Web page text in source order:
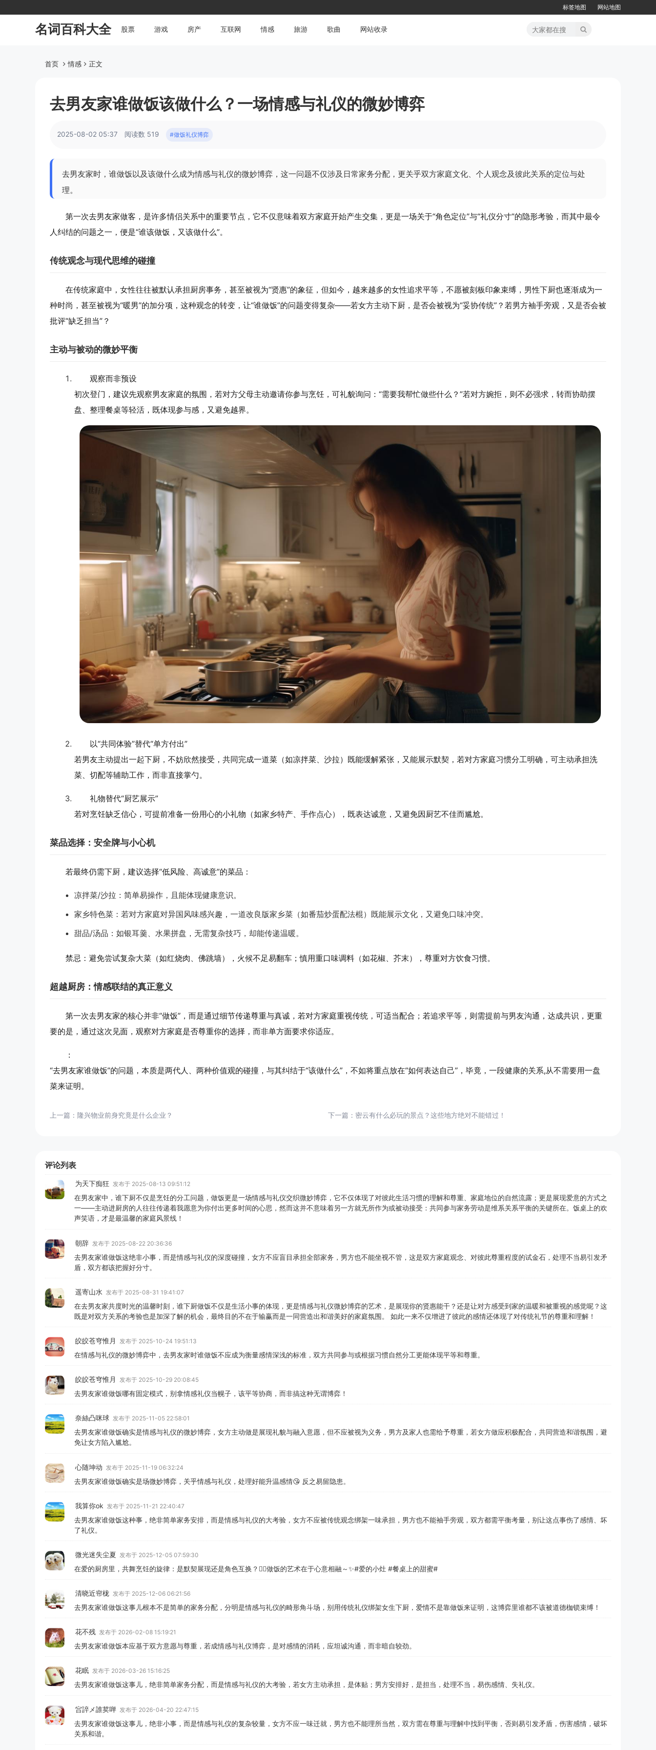
标签地图 网站地图
名词百科大全 股票 游戏 房产 互联网 情感 旅游 歌曲 网站收录
首页 情感 正文
去男友家谁做饭该做什么？一场情感与礼仪的微妙博弈
2025-08-02 05:37 阅读数 519 #做饭礼仪博弈
去男友家时，谁做饭以及该做什么成为情感与礼仪的微妙博弈，这一问题不仅涉及日常家务分配，更关乎双方家庭文化、个人观念及彼此关系的定位与处
理。
第一次去男友家做客，是许多情侣关系中的重要节点，它不仅意味着双方家庭开始产生交集，更是一场关于“角色定位”与“礼仪分寸”的隐形考验，而其中最令
人纠结的问题之一，便是“谁该做饭，又该做什么”。
传统观念与现代思维的碰撞
在传统家庭中，女性往往被默认承担厨房事务，甚至被视为“贤惠”的象征，但如今，越来越多的女性追求平等，不愿被刻板印象束缚，男性下厨也逐渐成为一
种时尚，甚至被视为“暖男”的加分项，这种观念的转变，让“谁做饭”的问题变得复杂——若女方主动下厨，是否会被视为“妥协传统”？若男方袖手旁观，又是否会被
批评“缺乏担当”？
主动与被动的微妙平衡
观察而非预设
初次登门，建议先观察男友家庭的氛围，若对方父母主动邀请你参与烹饪，可礼貌询问：“需要我帮忙做些什么？”若对方婉拒，则不必强求，转而协助摆
盘、整理餐桌等轻活，既体现参与感，又避免越界。
以“共同体验”替代“单方付出”
若男友主动提出一起下厨，不妨欣然接受，共同完成一道菜（如凉拌菜、沙拉）既能缓解紧张，又能展示默契，若对方家庭习惯分工明确，可主动承担洗
菜、切配等辅助工作，而非直接掌勺。
礼物替代“厨艺展示”
若对烹饪缺乏信心，可提前准备一份用心的小礼物（如家乡特产、手作点心），既表达诚意，又避免因厨艺不佳而尴尬。
菜品选择：安全牌与小心机
若最终仍需下厨，建议选择“低风险、高诚意”的菜品：
凉拌菜/沙拉 ：简单易操作，且能体现健康意识。
家乡特色菜 ：若对方家庭对异国风味感兴趣，一道改良版家乡菜（如番茄炒蛋配法棍）既能展示文化，又避免口味冲突。
甜品/汤品 ：如银耳羹、水果拼盘，无需复杂技巧，却能传递温暖。
禁忌 ：避免尝试复杂大菜（如红烧肉、佛跳墙），火候不足易翻车；慎用重口味调料（如花椒、芥末），尊重对方饮食习惯。
超越厨房：情感联结的真正意义
第一次去男友家的核心并非“做饭”，而是通过细节传递尊重与真诚，若对方家庭重视传统，可适当配合；若追求平等，则需提前与男友沟通，达成共识，更重
要的是，通过这次见面，观察对方家庭是否尊重你的选择，而非单方面要求你适应。
：
“去男友家谁做饭”的问题，本质是两代人、两种价值观的碰撞，与其纠结于“该做什么”，不如将重点放在“如何表达自己”，毕竟，一段健康的关系,从不需要用一盘
菜来证明。
上一篇： 隆兴物业前身究竟是什么企业？ 下一篇： 密云有什么必玩的景点？这些地方绝对不能错过！
评论列表
为天下痴狂 发布于 2025-08-13 09:51:12
在男友家中，谁下厨不仅是烹饪的分工问题，做饭更是一场情感与礼仪交织微妙博弈，它不仅体现了对彼此生活习惯的理解和尊重、家庭地位的自然流露；更是展现爱意的方式之
一——主动进厨房的人往往传递着我愿意为你付出更多时间的心思，然而这并不意味着另一方就无所作为或被动接受：共同参与家务劳动是维系关系平衡的关键所在。饭桌上的欢
声笑语，才是最温馨的家庭风景线！
朝辞 发布于 2025-08-22 20:36:36
去男友家谁做饭这绝非小事，而是情感与礼仪的深度碰撞，女方不应盲目承担全部家务，男方也不能坐视不管，这是双方家庭观念、对彼此尊重程度的试金石，处理不当易引发矛
盾，双方都该把握好分寸。
遥寄山水 发布于 2025-08-31 19:41:07
在去男友家共度时光的温馨时刻，谁下厨做饭不仅是生活小事的体现，更是情感与礼仪微妙博弈的艺术，是展现你的贤惠能干？还是让对方感受到家的温暖和被重视的感觉呢？这
既是对双方关系的考验也是加深了解的机会，最终目的不在于输赢而是一同营造出和谐美好的家庭氛围。 如此一来不仅增进了彼此的感情还体现了对传统礼节的尊重和理解！
皎皎苍穹惟月 发布于 2025-10-24 19:51:13
在情感与礼仪的微妙博弈中，去男友家时谁做饭不应成为衡量感情深浅的标准，双方共同参与或根据习惯自然分工更能体现平等和尊重。
皎皎苍穹惟月 发布于 2025-10-29 20:08:45
去男友家谁做饭哪有固定模式，别拿情感礼仪当幌子，该平等协商，而非搞这种无谓博弈！
奈絲凸咪球 发布于 2025-11-05 22:58:01
去男友家谁做饭确实是情感与礼仪的微妙博弈，女方主动做是展现礼貌与融入意愿，但不应被视为义务，男方及家人也需给予尊重，若女方做应积极配合，共同营造和谐氛围，避
免让女方陷入尴尬。
心随坤动 发布于 2025-11-19 06:32:24
去男友家谁做饭确实是场微妙博弈，关乎情感与礼仪，处理好能升温感情😘 反之易留隐患。
我算你ok 发布于 2025-11-21 22:40:47
去男友家谁做饭这种事，绝非简单家务安排，而是情感与礼仪的大考验，女方不应被传统观念绑架一味承担，男方也不能袖手旁观，双方都需平衡考量，别让这点事伤了感情、坏
了礼仪。
微光迷失尘夏 发布于 2025-12-05 07:59:30
在爱的厨房里，共舞烹饪的旋律：是默契展现还是角色互换？👩‍❤️‍做饭的艺术在于心意相融～✨#爱的小灶 #餐桌上的甜蜜#
清晓近帘栊 发布于 2025-12-06 06:21:56
去男友家谁做饭这事儿根本不是简单的家务分配，分明是情感与礼仪的畸形角斗场，别用传统礼仪绑架女生下厨，爱情不是靠做饭来证明，这博弈里谁都不该被道德枷锁束缚！
花不残 发布于 2026-02-08 15:19:21
去男友家谁做饭本应基于双方意愿与尊重，若成情感与礼仪博弈，是对感情的消耗，应坦诚沟通，而非暗自较劲。
花眠 发布于 2026-03-26 15:16:25
去男友家谁做饭这事儿，绝非简单家务分配，而是情感与礼仪的大考验，若女方主动承担，是体贴；男方安排好，是担当，处理不当，易伤感情、失礼仪。
吢誶メ誰荬啴 发布于 2026-04-20 22:47:15
去男友家谁做饭这事儿，绝非小事，而是情感与礼仪的复杂较量，女方不应一味迁就，男方也不能理所当然，双方需在尊重与理解中找到平衡，否则易引发矛盾，伤害感情，破坏
关系和谐。